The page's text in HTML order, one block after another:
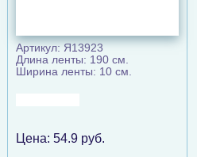
Артикул: Я13923
Длина ленты: 190 см.
Ширина ленты: 10 см.
Цена: 54.9руб.